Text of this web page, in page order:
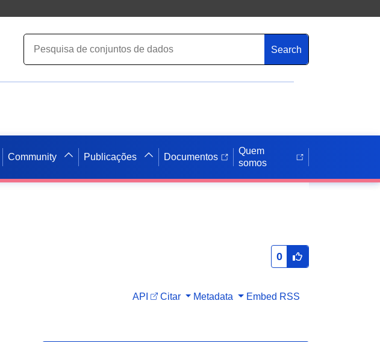
Search
Community Publicações Documentos
Quem
somos
0
API Citar Metadata Embed RSS